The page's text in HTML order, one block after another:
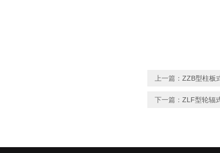
上一篇： ZZB型柱板
下一篇： ZLF型轮辐